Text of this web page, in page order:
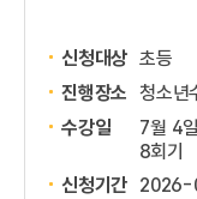
신청대상 초등
진행장소 청소년
수강일
7월 4
8회기
신청기간 2026-